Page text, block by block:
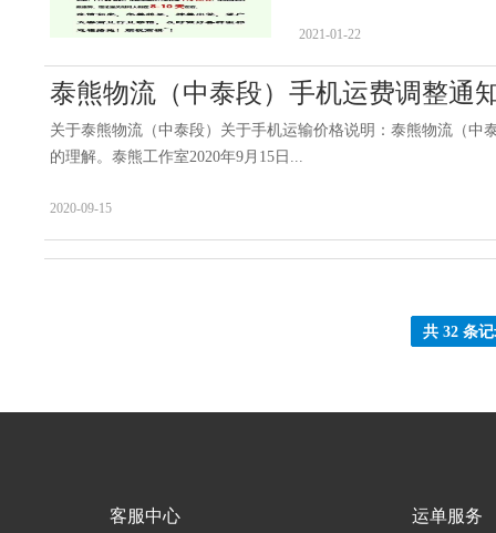
2021-01-22
泰熊物流（中泰段）手机运费调整通
关于泰熊物流（中泰段）关于手机运输价格说明：泰熊物流（中
的理解。泰熊工作室2020年9月15日...
2020-09-15
共 32 条
客服中心 运单服务